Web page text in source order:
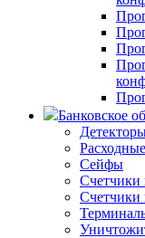
Банковское
Сейфы
Счетчики
Счетчики